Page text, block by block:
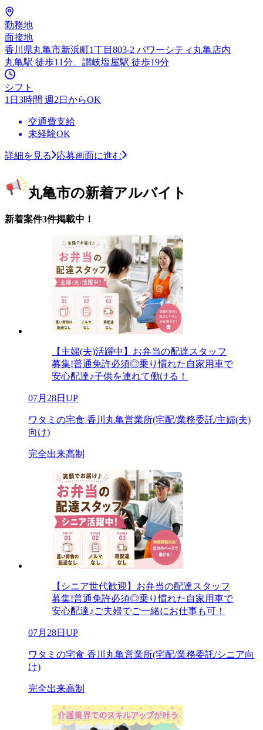
勤務地
面接地
香川県丸亀市新浜町1丁目803-2 パワーシティ丸亀店内
丸亀駅 徒歩11分、讃岐塩屋駅 徒歩19分
シフト
1日3時間 週2日からOK
交通費支給
未経験OK
詳細を見る 応募画面に進む
丸亀市の新着アルバイト
新着案件3件掲載中！
【主婦(夫)活躍中】お弁当の配達スタッフ
募集!普通免許必須◎乗り慣れた自家用車で
安心配達♪子供を連れて働ける！
07月28日UP
ワタミの宅食 香川丸亀営業所(宅配/業務委託/主婦(夫)
向け)
完全出来高制
【シニア世代歓迎】お弁当の配達スタッフ
募集!普通免許必須◎乗り慣れた自家用車で
安心配達♪ご夫婦でご一緒にお仕事も可！
07月28日UP
ワタミの宅食 香川丸亀営業所(宅配/業務委託/シニア向
け)
完全出来高制